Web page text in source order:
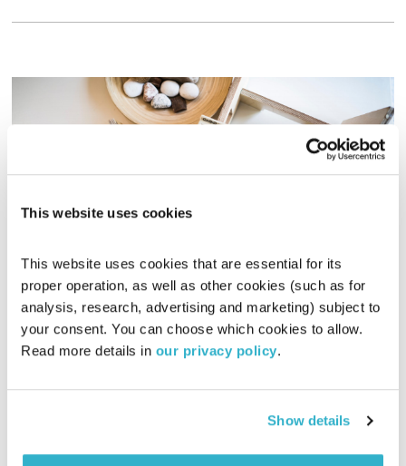
This website uses cookies
This website uses cookies that are essential for its
proper operation, as well as other cookies (such as for
analysis, research, advertising and marketing) subject to
your consent. You can choose which cookies to allow.
Read more details in our privacy policy.
Show details
כל יום מחדש – 26.4.20
כל יום מחדש
אמיר פרי
אודיו